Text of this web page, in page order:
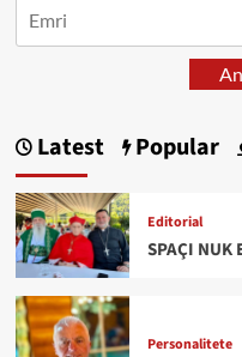
Latest Popular
Editorial
SPAÇI NUK
Personalitete